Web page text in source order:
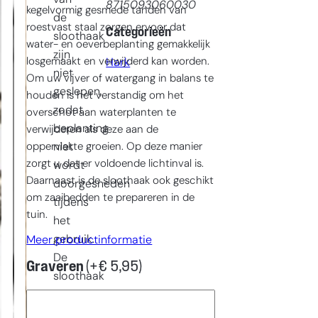
kegelvormig gesmede tanden van
roestvast staal zorgen ervoor dat
water- en oeverbeplanting gemakkelijk
losgemaakt en verwijderd kan worden.
Om uw vijver of watergang in balans te
houden is het verstandig om het
overschot aan waterplanten te
verwijderen als deze aan de
oppervlakte groeien. Op deze manier
zorgt u dat er voldoende lichtinval is.
Daarnaast is de sloothaak ook geschikt
om zaaibedden te prepareren in de
tuin.
Meer productinformatie
Graveren (+€ 5,95)
de
sloothaak
zijn
niet
geslepen,
zodat
beplanting
niet
wordt
doorgesneden
tijdens
het
gebruik.
De
sloothaak
8715093060030
Categorieën
Hark